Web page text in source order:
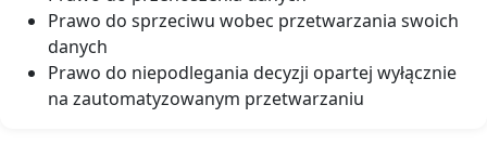
Prawo do sprzeciwu wobec przetwarzania swoich
danych
Prawo do niepodlegania decyzji opartej wyłącznie
na zautomatyzowanym przetwarzaniu